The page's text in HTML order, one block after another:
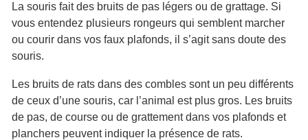
La souris fait des bruits de pas légers ou de grattage. Si
vous entendez plusieurs rongeurs qui semblent marcher
ou courir dans vos faux plafonds, il s’agit sans doute des
souris.
Les bruits de rats dans des combles sont un peu différents
de ceux d’une souris, car l’animal est plus gros. Les bruits
de pas, de course ou de grattement dans vos plafonds et
planchers peuvent indiquer la présence de rats.